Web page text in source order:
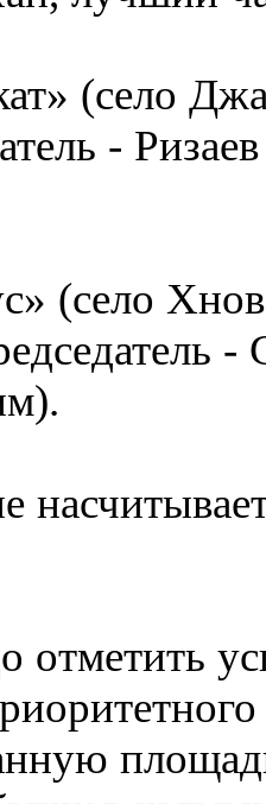
(село
-
(село
отметить